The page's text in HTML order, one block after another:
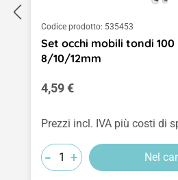
Codice prodotto: 535453
Set occhi mobili tondi
8/10/12mm
Prezzo normale:
4,59 €
Prezzi incl. IVA più costi di
-
-
- +
+
+ Nel